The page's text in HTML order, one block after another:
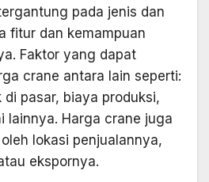
pada jenis dan
fitur dan kemampuan
Faktor yang dapat
crane antara lain seperti:
pasar, biaya produksi,
lainnya. Harga crane juga
lokasi penjualannya,
ekspornya.